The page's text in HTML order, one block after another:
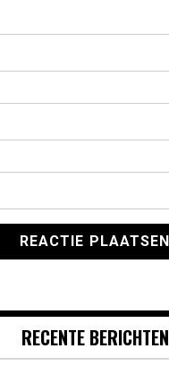
RECENTE BERICHTEN